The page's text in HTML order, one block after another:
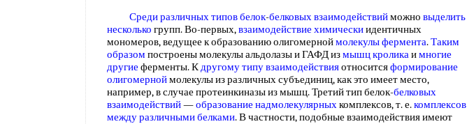
Среди различныхтипов белок-белковых взаимодействийможно выделить
несколько групп. Во-первых,взаимодействие химическиидентичных
мономеров, ведущее к образованию олигомерноймолекулы фермента.Таким
образом построены молекулы альдолазы и ГАФД измышц кроликаимногие
другие ферменты. Кдругому типу взаимодействияотноситсяформирование
олигомерноймолекулы из различных субъединиц, как это имеет место,
например, в случае протеинкиназы из мышц. Третий тип белок-белковых
взаимодействий—образование надмолекулярныхкомплексов, т. е.комплексов
междуразличными белками. В частности, подобные взаимодействия имеют